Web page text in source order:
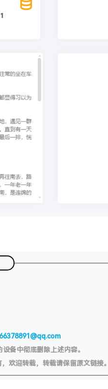
备中彻底删除上述内容。
，欢迎转载，转载请保留原文链接。